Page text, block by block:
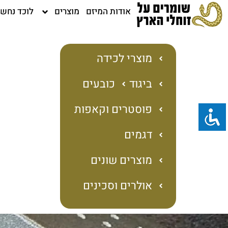
דילוג
לתוכן
אודות המיזם מוצרים לוכד
מוצרי לכידה
ביגוד
כובעים
פוסטרים וקאפות
דגמים
מוצרים שונים
אולרים וסכינים